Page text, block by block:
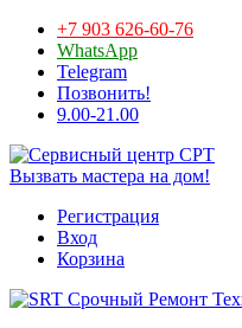
+7 903 626-60-76
WhatsApp
Telegram
Позвонить!
9.00-21.00
Вызвать мастера на дом!
Регистрация
Вход
Корзина
Срочный Ремонт